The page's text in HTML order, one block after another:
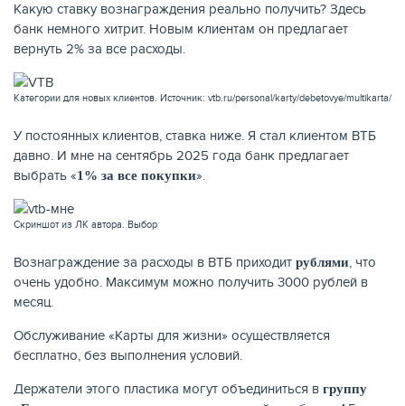
Какую ставку вознаграждения реально получить? Здесь
банк немного хитрит. Новым клиентам он предлагает
вернуть 2% за все расходы.
Категории для новых клиентов. Источник: vtb.ru/personal/karty/debetovye/multikarta/
У постоянных клиентов, ставка ниже. Я стал клиентом ВТБ
давно. И мне на сентябрь 2025 года банк предлагает
выбрать «1% за все покупки».
Скриншот из ЛК автора. Выбор
Вознаграждение за расходы в ВТБ приходит рублями, что
очень удобно. Максимум можно получить 3000 рублей в
месяц.
Обслуживание «Карты для жизни» осуществляется
бесплатно, без выполнения условий.
Держатели этого пластика могут объединиться в группу